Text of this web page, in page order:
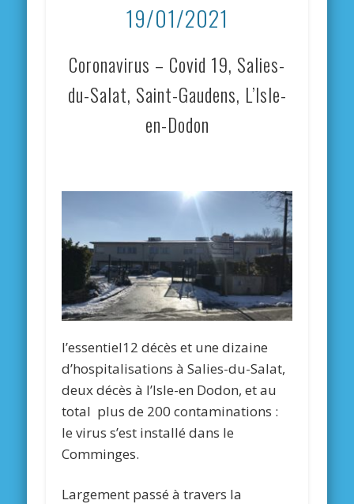
19/01/2021
Coronavirus – Covid 19, Salies-
du-Salat, Saint-Gaudens, L’Isle-
en-Dodon
l’essentiel12 décès et une dizaine
d’hospitalisations à Salies-du-Salat,
deux décès à l’Isle-en Dodon, et au
total plus de 200 contaminations :
le virus s’est installé dans le
Comminges.
Largement passé à travers la